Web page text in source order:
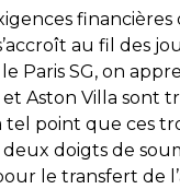
financières
au fil des
Paris SG, on
Aston Villa sont
tel point que ces
deux doigts de
le transfert de